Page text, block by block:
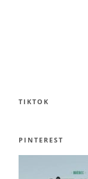
TIKTOK
PINTEREST